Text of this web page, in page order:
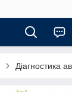
Діагностика